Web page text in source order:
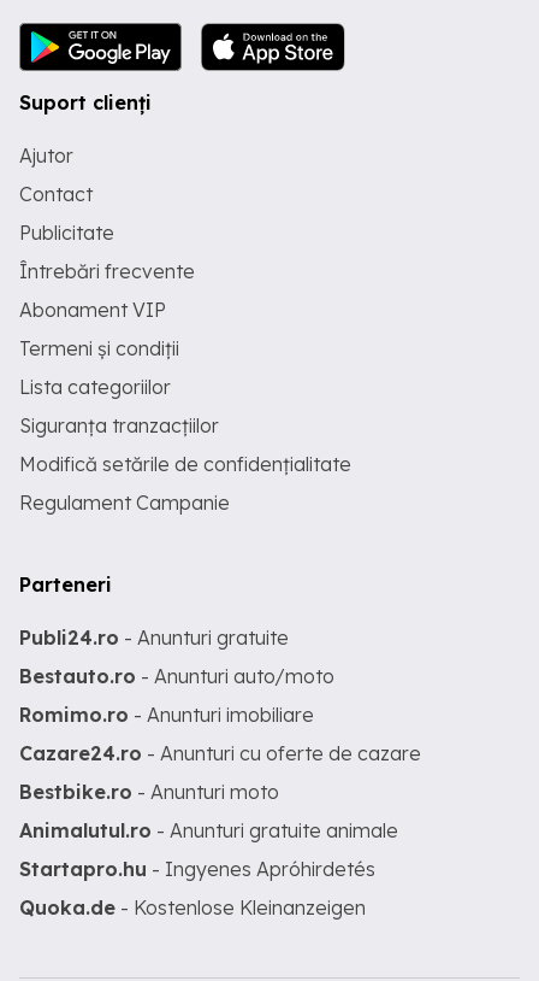
Suport clienți
Ajutor
Contact
Publicitate
Întrebări frecvente
Abonament VIP
Termeni și condiții
Lista categoriilor
Siguranța tranzacțiilor
Modifică setările de confidențialitate
Regulament Campanie
Parteneri
Publi24.ro - Anunturi gratuite
Bestauto.ro - Anunturi auto/moto
Romimo.ro - Anunturi imobiliare
Cazare24.ro - Anunturi cu oferte de cazare
Bestbike.ro - Anunturi moto
Animalutul.ro - Anunturi gratuite animale
Startapro.hu - Ingyenes Apróhirdetés
Quoka.de - Kostenlose Kleinanzeigen